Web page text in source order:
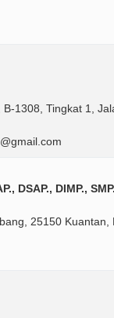
1308, Tingkat 1,
DSAP., DIMP., SMP.
25150 Kuantan,